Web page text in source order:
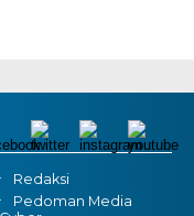
Redaksi
Pedoman Media